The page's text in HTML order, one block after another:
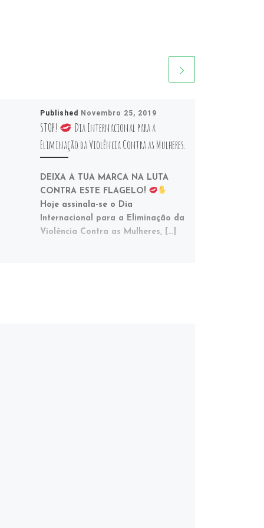
Published Novembro 25, 2019
STOP!
Dia Internacional para a
Eliminação da Violência Contra as Mulheres.
DEIXA A TUA MARCA NA LUTA
CONTRA ESTE FLAGELO!
Hoje assinala-se o Dia
Internacional para a Eliminação da
Violência Contra as Mulheres, […]